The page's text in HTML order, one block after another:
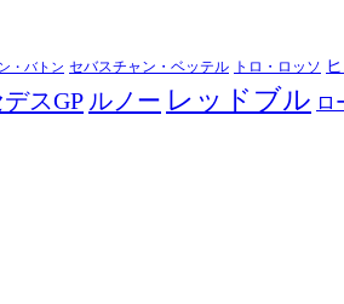
・バトン セバスチャン・ベッテル トロ・ロッソ
スGP ルノー レッドブル ロ